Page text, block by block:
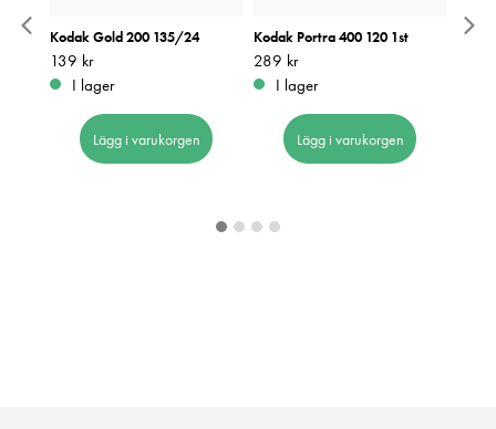
Kodak Gold 200 135/24
Pris: 139 kr
139 kr
I lager
Lägg i varukorgen
Kodak Portra 400 120 1st
Pris: 289 kr
289 kr
I lager
Lägg i varukorgen